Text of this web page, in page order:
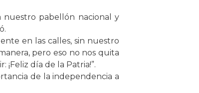
nuestro pabellón nacional y
en las calles, sin nuestro
pero eso no nos quita
día de la Patria!”.
de la independencia a